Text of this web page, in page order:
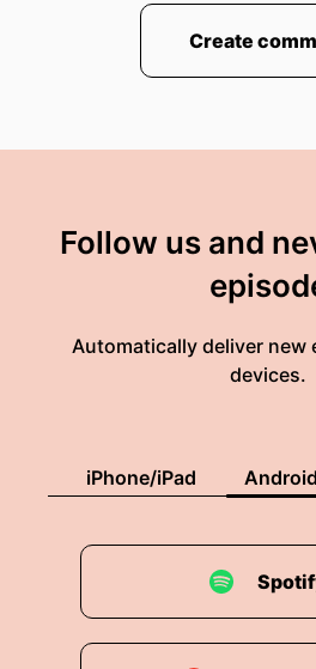
Create
Follow us and
Automatically deliver new
devices.
iPhone/iPad Android